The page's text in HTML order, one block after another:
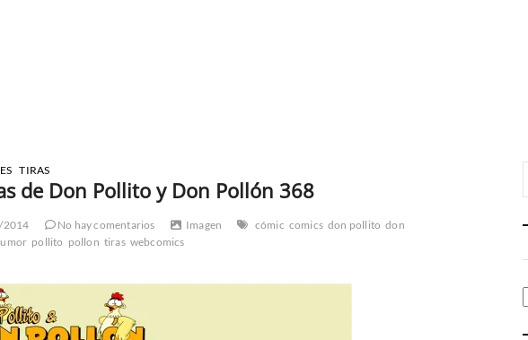
TIRAS
de Don Pollito y Don Pollón 368
2014 No hay comentarios Imagen cómic comics don pollito don
pollito pollon tiras webcomics